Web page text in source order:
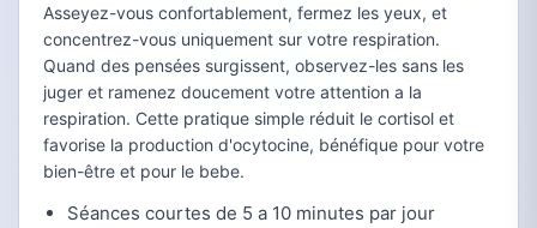
Asseyez-vous confortablement, fermez les yeux, et
concentrez-vous uniquement sur votre respiration.
Quand des pensées surgissent, observez-les sans les
juger et ramenez doucement votre attention a la
respiration. Cette pratique simple réduit le cortisol et
favorise la production d'ocytocine, bénéfique pour votre
bien-être et pour le bebe.
Séances courtes de 5 a 10 minutes par jour